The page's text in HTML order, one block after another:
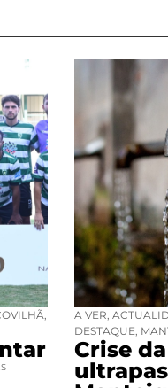
A VER
DESTAQUE
Crise